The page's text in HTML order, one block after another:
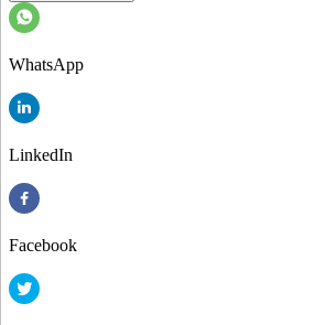
WhatsApp
LinkedIn
Facebook